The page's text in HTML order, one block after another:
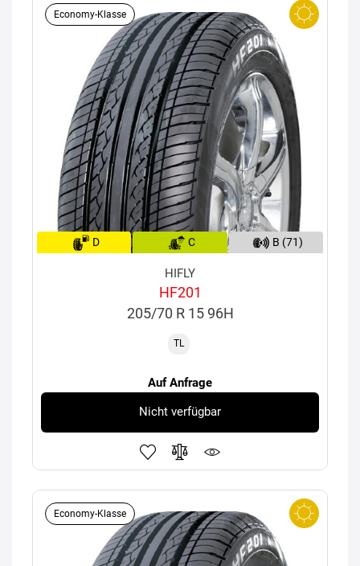
Economy-Klasse
D C B (71)
HIFLY
HF201
205/70 R 15 96H
TL
Auf Anfrage
Nicht verfügbar
Economy-Klasse